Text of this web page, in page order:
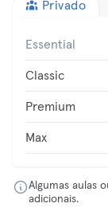
Privado
Essential
Classic
Premium
Max
Algumas aulas
adicionais.